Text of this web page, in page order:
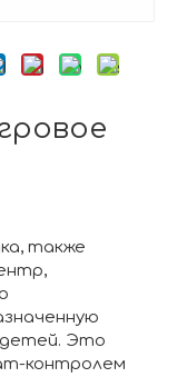
также
детей. Это
контролем